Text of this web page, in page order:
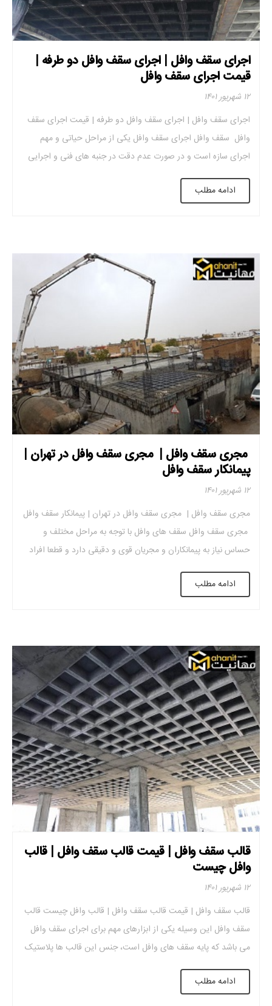
اجرای سقف وافل | اجرای سقف وافل دو طرفه |
قیمت اجرای سقف وافل
۱۲ شهریور ۱۴۰۱
اجرای سقف وافل | اجرای سقف وافل دو طرفه | قیمت اجرای سقف
وافل سقف وافل اجرای سقف وافل یکی از مراحل حیاتی و مهم
اجرای سازه است و در صورت عدم دقت در جنبه های فنی و اجرایی
می تواند باعث بروز حوادث و زیان های اقتصادی شود. اجرای سقف
وافل نسبت به سایر […]
ادامه مطلب
مجری سقف وافل | مجری سقف وافل در تهران |
پیمانکار سقف وافل
۱۲ شهریور ۱۴۰۱
مجری سقف وافل | مجری سقف وافل در تهران | پیمانکار سقف وافل
مجری سقف وافل سقف های وافل با توجه به مراحل مختلف و
حساس نیاز به پیمانکاران و مجریان قوی و دقیقی دارد و قطعا افراد
کم تجربه پس از اجرای صحیح این سقف ها سرافراز عرصه ساخت و
ساز را ترک نخواهند […]
ادامه مطلب
قالب سقف وافل | قیمت قالب سقف وافل | قالب
وافل چیست
۱۲ شهریور ۱۴۰۱
قالب سقف وافل | قیمت قالب سقف وافل | قالب وافل چیست قالب
سقف وافل این وسیله یکی از ابزارهای مهم برای اجرای سقف وافل
می باشد که پایه سقف های وافل است، جنس این قالب ها پلاستیک
بوده که دارای ابعاد و اشکال خاصی می باشد. این فرم ها جایگزین
بتن ناکارآمد میشود و […]
ادامه مطلب